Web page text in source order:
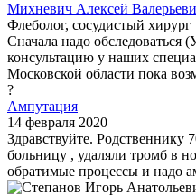
Михневич Алексей
Флеболог, сосудистый хирург
Сначала надо обследоваться
консультацию у наших
Московской области пока
?
Ампутация
14 февраля 2020
Здравствуйте. Родственнику
больницу , удаляли тромб в
обратимые процессы и надо